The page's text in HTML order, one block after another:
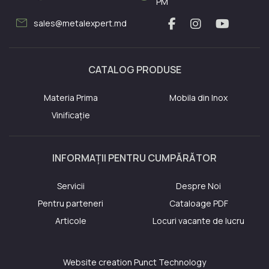
mail sales@metalexpert.md
CATALOG PRODUSE
Materia Prima
Mobila din Inox
Vinificație
INFORMAȚII PENTRU CUMPĂRĂTOR
Servicii
Despre Noi
Pentru parteneri
Cataloage PDF
Articole
Locuri vacante de lucru
Website creation Punct Technology